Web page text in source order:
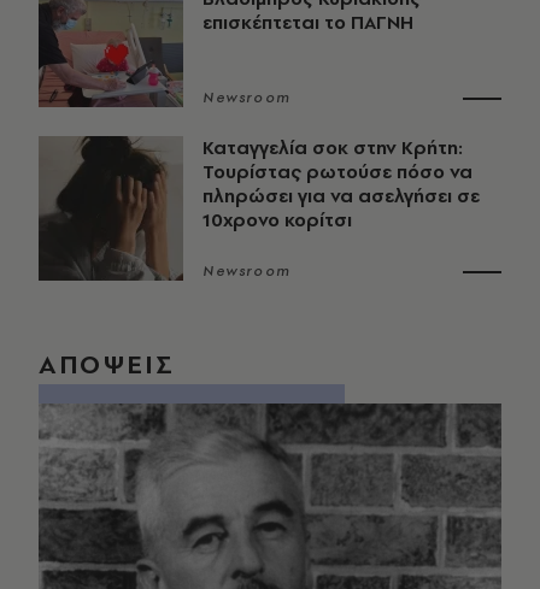
επισκέπτεται το ΠΑΓΝΗ
Newsroom
Καταγγελία σοκ στην Κρήτη:
Τουρίστας ρωτούσε πόσο να
πληρώσει για να ασελγήσει σε
10χρονο κορίτσι
Newsroom
ΑΠΟΨΕΙΣ